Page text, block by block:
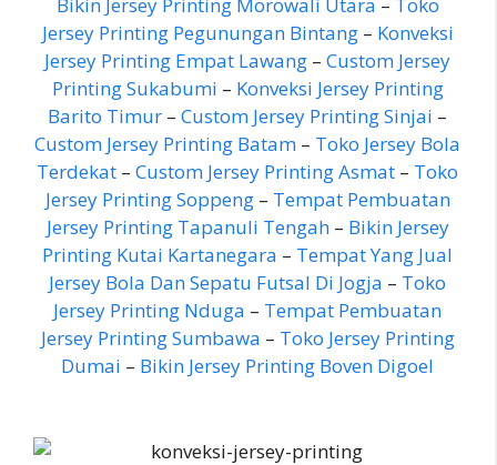
Jersey Printing Pegunungan Bintang– Konveksi
Jersey Printing Empat Lawang – Custom Jersey
Printing Sukabumi – Konveksi Jersey Printing
Barito Timur – Custom Jersey Printing Sinjai –
Custom Jersey Printing Batam – Toko Jersey Bola
Terdekat – Custom Jersey Printing Asmat – Toko
Jersey Printing Soppeng– Tempat Pembuatan
Jersey Printing Tapanuli Tengah– Bikin Jersey
Printing Kutai Kartanegara – Tempat Yang Jual
Jersey Bola Dan Sepatu Futsal Di Jogja – Toko
Jersey Printing Nduga – Tempat Pembuatan
Jersey Printing Sumbawa – Toko Jersey Printing
Dumai – Bikin Jersey Printing Boven Digoel